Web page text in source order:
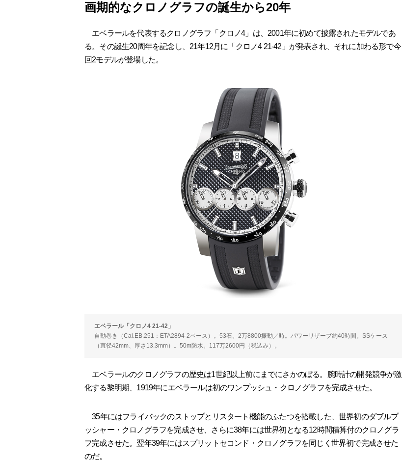
画期的なクロノグラフの誕生から20年
エベラールを代表するクロノグラフ「クロノ4」は、2001年に初めて披露されたモデルであ
る。その誕生20周年を記念し、21年12月に「クロノ4 21-42」が発表され、それに加わる形で今
回2モデルが登場した。
エベラール「クロノ4 21-42」
自動巻き（Cal.EB.251：ETA2894-2ベース）。53石。2万8800振動／時。パワーリザーブ約40時間。SSケース
（直径42mm、厚さ13.3mm）。50m防水。117万2600円（税込み）。
エベラールのクロノグラフの歴史は1世紀以上前にまでにさかのぼる。腕時計の開発競争が激
化する黎明期、1919年にエベラールは初のワンプッシュ・クロノグラフを完成させた。
35年にはフライバックのストップとリスタート機能のふたつを搭載した、世界初のダブルプ
ッシャー・クロノグラフを完成させ、さらに38年には世界初となる12時間積算付のクロノグラ
フ完成させた。翌年39年にはスプリットセコンド・クロノグラフを同じく世界初で完成させた
のだ。